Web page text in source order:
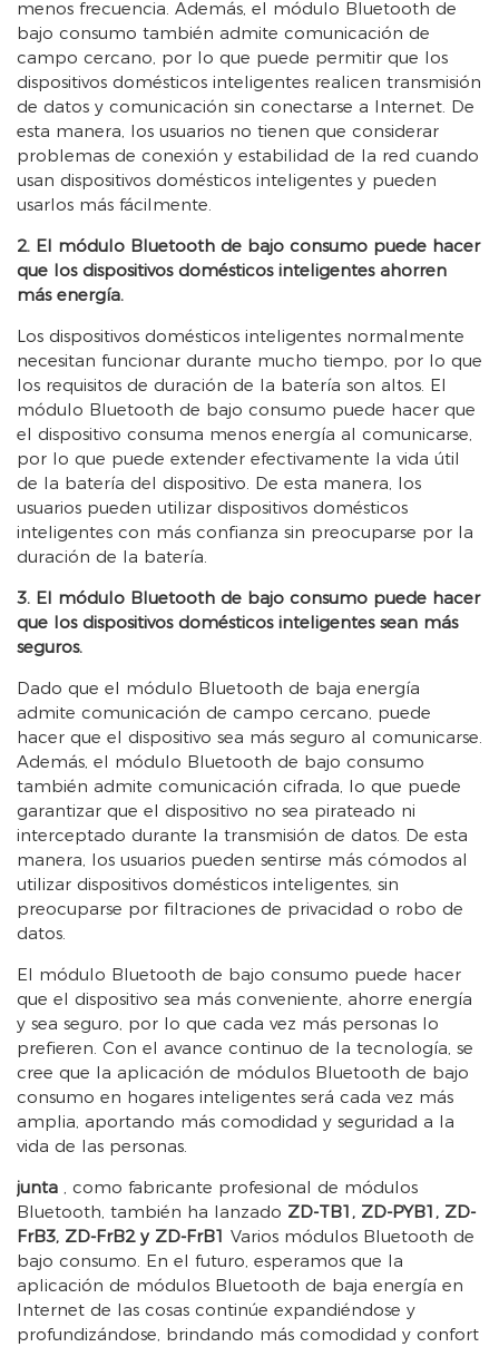
menos frecuencia. Además, el módulo Bluetooth de
bajo consumo también admite comunicación de
campo cercano, por lo que puede permitir que los
dispositivos domésticos inteligentes realicen transmisión
de datos y comunicación sin conectarse a Internet. De
esta manera, los usuarios no tienen que considerar
problemas de conexión y estabilidad de la red cuando
usan dispositivos domésticos inteligentes y pueden
usarlos más fácilmente.
2. El módulo Bluetooth de bajo consumo puede hacer
que los dispositivos domésticos inteligentes ahorren
más energía.
Los dispositivos domésticos inteligentes normalmente
necesitan funcionar durante mucho tiempo, por lo que
los requisitos de duración de la batería son altos. El
módulo Bluetooth de bajo consumo puede hacer que
el dispositivo consuma menos energía al comunicarse,
por lo que puede extender efectivamente la vida útil
de la batería del dispositivo. De esta manera, los
usuarios pueden utilizar dispositivos domésticos
inteligentes con más confianza sin preocuparse por la
duración de la batería.
3. El módulo Bluetooth de bajo consumo puede hacer
que los dispositivos domésticos inteligentes sean más
seguros.
Dado que el módulo Bluetooth de baja energía
admite comunicación de campo cercano, puede
hacer que el dispositivo sea más seguro al comunicarse.
Además, el módulo Bluetooth de bajo consumo
también admite comunicación cifrada, lo que puede
garantizar que el dispositivo no sea pirateado ni
interceptado durante la transmisión de datos. De esta
manera, los usuarios pueden sentirse más cómodos al
utilizar dispositivos domésticos inteligentes, sin
preocuparse por filtraciones de privacidad o robo de
datos.
El módulo Bluetooth de bajo consumo puede hacer
que el dispositivo sea más conveniente, ahorre energía
y sea seguro, por lo que cada vez más personas lo
prefieren. Con el avance continuo de la tecnología, se
cree que la aplicación de módulos Bluetooth de bajo
consumo en hogares inteligentes será cada vez más
amplia, aportando más comodidad y seguridad a la
vida de las personas.
junta , como fabricante profesional de módulos
Bluetooth, también ha lanzado ZD-TB1, ZD-PYB1, ZD-
FrB3, ZD-FrB2 y ZD-FrB1 Varios módulos Bluetooth de
bajo consumo. En el futuro, esperamos que la
aplicación de módulos Bluetooth de baja energía en
Internet de las cosas continúe expandiéndose y
profundizándose, brindando más comodidad y confort